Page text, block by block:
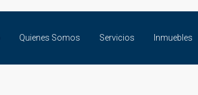
Quienes Somos Servicios Inmuebles